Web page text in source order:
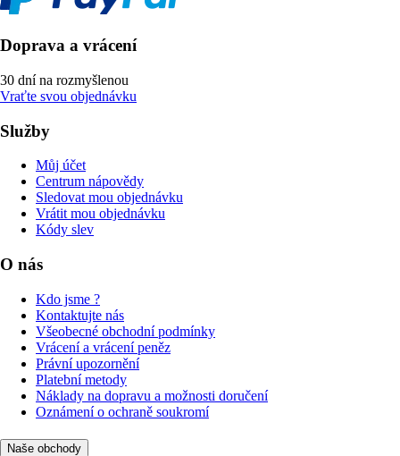
Doprava a vrácení
30 dní na rozmyšlenou
Vraťte svou objednávku
Služby
Můj účet
Centrum nápovědy
Sledovat mou objednávku
Vrátit mou objednávku
Kódy slev
O nás
Kdo jsme ?
Kontaktujte nás
Všeobecné obchodní podmínky
Vrácení a vrácení peněz
Právní upozornění
Platební metody
Náklady na dopravu a možnosti doručení
Oznámení o ochraně soukromí
Naše obchody